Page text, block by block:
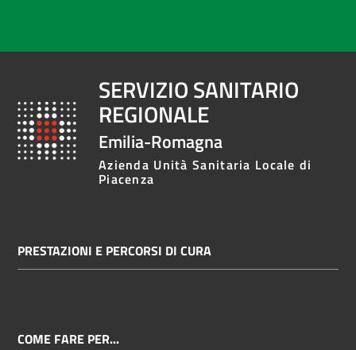
SERVIZIO SANITARIO
REGIONALE
Emilia-Romagna
Azienda Unità Sanitaria Locale di
Piacenza
PRESTAZIONI E PERCORSI DI CURA
COME FARE PER...